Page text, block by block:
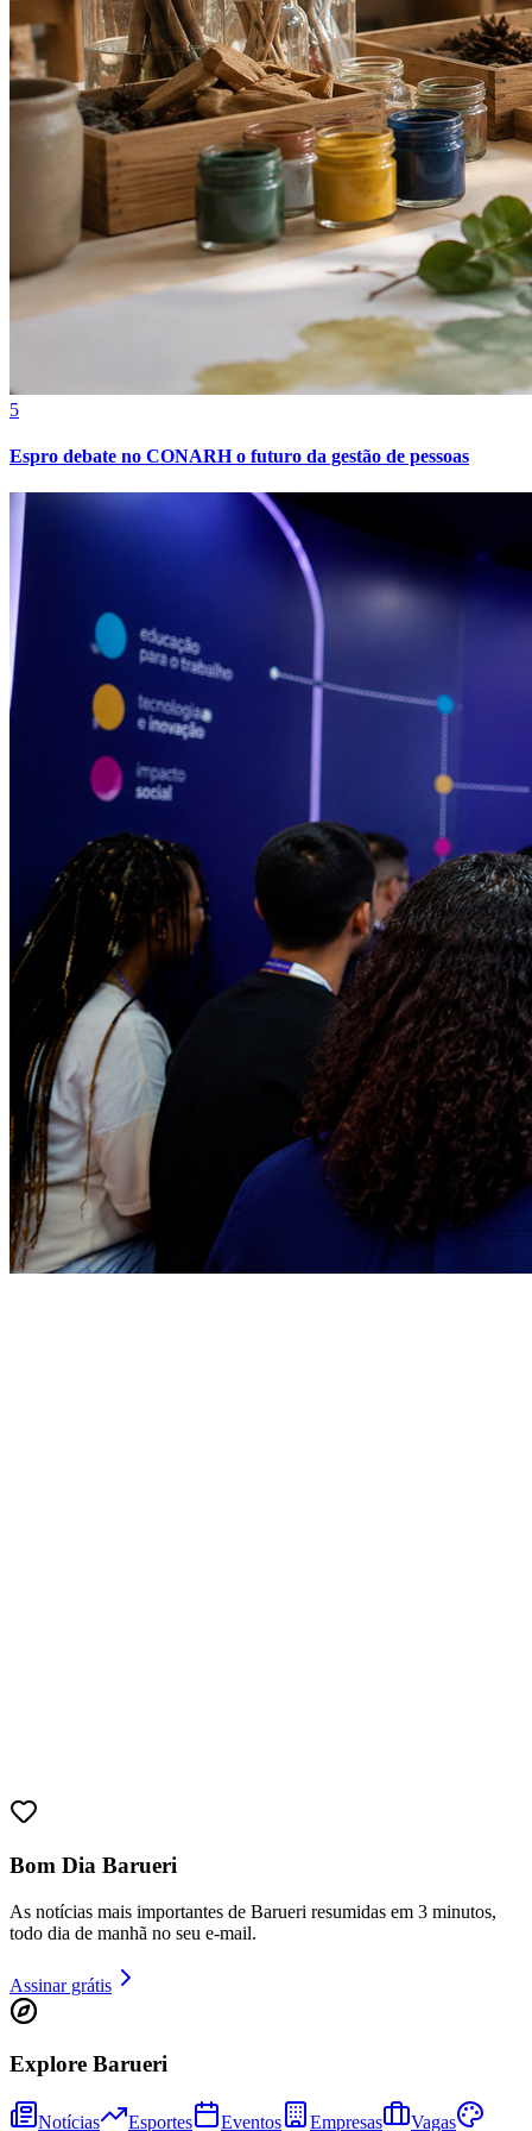
Athletico-PR
Bragantino
5
Espro debate no CONARH o futuro da gestão de pessoas
Bom Dia Barueri
As notícias mais importantes de Barueri resumidas em 3 minutos,
todo dia de manhã no seu e-mail.
Assinar grátis
Explore Barueri
Notícias Esportes Eventos Empresas
Vagas